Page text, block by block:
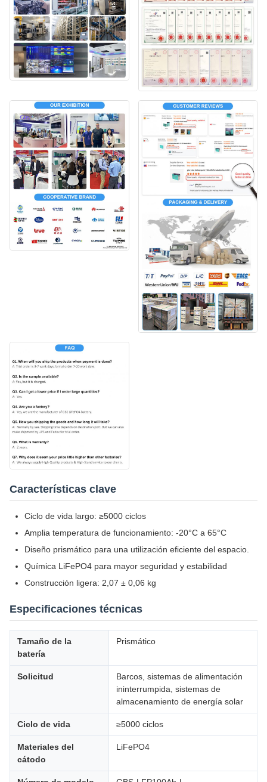
Características clave
Ciclo de vida largo: ≥5000 ciclos
Amplia temperatura de funcionamiento: -20°C a 65°C
Diseño prismático para una utilización eficiente del espacio.
Química LiFePO4 para mayor seguridad y estabilidad
Construcción ligera: 2,07 ± 0,06 kg
Especificaciones técnicas
Tamaño de la
batería
Prismático
Solicitud
Barcos, sistemas de alimentación
ininterrumpida, sistemas de
almacenamiento de energía solar
Ciclo de vida ≥5000 ciclos
Materiales del
cátodo
LiFePO4